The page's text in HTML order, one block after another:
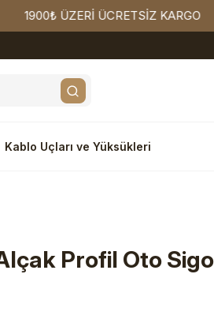
ÜZERİ ÜCRETSİZ KARGO 30
Kablo Uçları ve Yüksükleri
Profil Oto